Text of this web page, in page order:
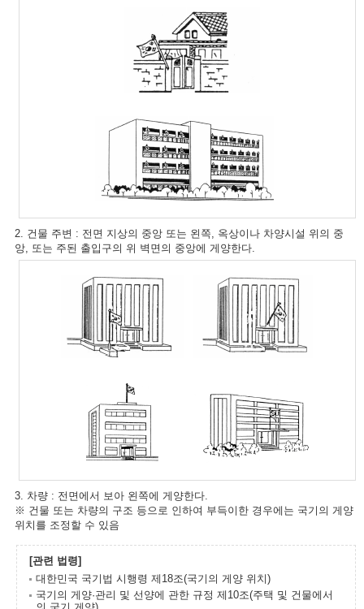
2. 건물 주변 : 전면 지상의 중앙 또는 왼쪽, 옥상이나 차양시설 위의 중
앙, 또는 주된 출입구의 위 벽면의 중앙에 게양한다.
3. 차량 : 전면에서 보아 왼쪽에 게양한다.
※ 건물 또는 차량의 구조 등으로 인하여 부득이한 경우에는 국기의 게양
위치를 조정할 수 있음
[관련 법령]
대한민국 국기법 시행령 제18조(국기의 게양 위치)
국기의 게양·관리 및 선양에 관한 규정 제10조(주택 및 건물에서